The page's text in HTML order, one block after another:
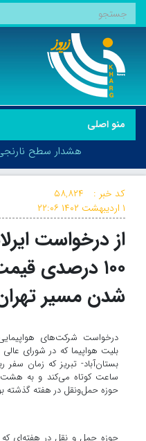
منو اصلی
هشدار سطح
هشدار سطح
کد خبر :
۵۸,۸۲۴
۱ اردیبهشت ۱۴۰۲
۲۲:۰۶
از درخواست
شدن مسیر
بلیت هواپیما که در شورای
بستان‌آباد- تبریز که زمان سفر
ساعت کوتاه می‌کند و به هشت
حوزه حمل‌ونقل در هفته گذشته
حوزه حمل و نقل در هفته‌ای که